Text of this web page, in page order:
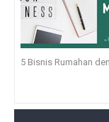
5 Bisnis Rumahan